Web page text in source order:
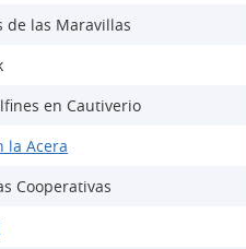
de las Maravillas
en Cautiverio
la Acera
Cooperativas